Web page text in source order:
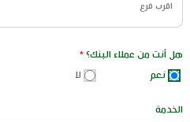
اقرب فرع
هل أنت من عملاء البنك؟ *
نعم لا
الخدمة